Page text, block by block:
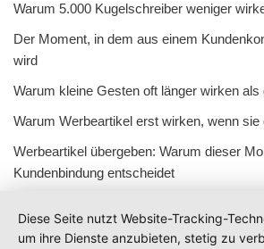
Warum 5.000 Kugelschreiber weniger
Der Moment, in dem aus einem
wird
Warum kleine Gesten oft länger wirken
Warum Werbeartikel erst wirken, wenn
Werbeartikel übergeben: Warum dieser
Kundenbindung entscheidet
Diese Seite nutzt Website-Tracking-
um ihre Dienste anzubieten, stetig zu